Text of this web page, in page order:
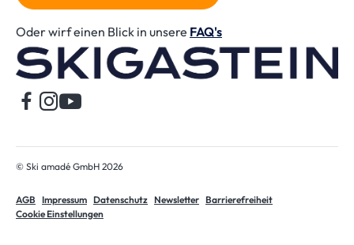
Oder wirf einen Blick in unsere FAQ's
© Ski amadé GmbH 2026
AGB Impressum Datenschutz Newsletter Barrierefreiheit
Cookie Einstellungen